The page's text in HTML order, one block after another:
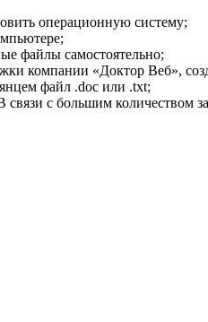
операционную систему;
файлы самостоятельно;
компании «Доктор Веб»,
файл .doc или .txt;
с большим количеством